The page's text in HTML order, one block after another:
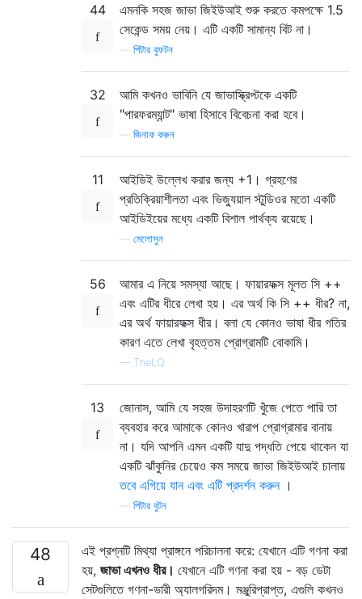
44
এমনকি সহজ জাভা জিইউআই শুরু করতে কমপক্ষে 1.5
সেকেন্ড সময় নেয়। এটি একটি সামান্য বিট না।
পিটার বুফটন
32
আমি কখনও ভাবিনি যে জাভাস্ক্রিপ্টকে একটি
"পারফরম্যান্ট" ভাষা হিসাবে বিবেচনা করা হবে।
জিনাক করুন
11
আইডিই উল্লেখ করার জন্য +1। গ্রহণের
প্রতিক্রিয়াশীলতা এবং ভিজ্যুয়াল স্টুডিওর মতো একটি
আইডিইয়ের মধ্যে একটি বিশাল পার্থক্য রয়েছে।
মেলোসুন
56
আমার এ নিয়ে সমস্যা আছে। ফায়ারফক্স মূলত সি ++
এবং এটির ধীরে লেখা হয়। এর অর্থ কি সি ++ ধীর? না,
এর অর্থ ফায়ারফক্স ধীর। বলা যে কোনও ভাষা ধীর গতির
কারণ এতে লেখা বৃহত্তম প্রোগ্রামটি বোকামি।
— TheLQ
13
জোনাস, আমি যে সহজ উদাহরণটি খুঁজে পেতে পারি তা
ব্যবহার করে আমাকে কোনও খারাপ প্রোগ্রামার বানায়
না। যদি আপনি এমন একটি যাদু পদ্ধতি পেয়ে থাকেন যা
একটি ঝাঁকুনির চেয়েও কম সময়ে জাভা জিইউআই চালায়
তবে এগিয়ে যান এবং এটি প্রদর্শন করুন।
পিটার বুটন
48
এই প্রশ্নটি মিথ্যা প্রাঙ্গনে পরিচালনা করে: যেখানে এটি গণনা করা
হয়, জাভা এখনও ধীর। যেখানে এটি গণনা করা হয় - বড় ডেটা
সেটগুলিতে গণনা-ভারী অ্যালগরিদম। মঞ্জুরিপ্রাপ্ত, এগুলি কখনও